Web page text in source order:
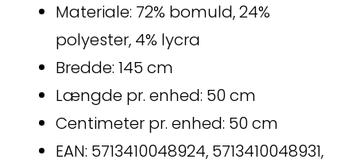
Materiale: 72% bomuld, 24%
polyester, 4% lycra
Bredde: 145 cm
Længde pr. enhed: 50 cm
Centimeter pr. enhed: 50 cm
EAN: 5713410048924, 5713410048931,